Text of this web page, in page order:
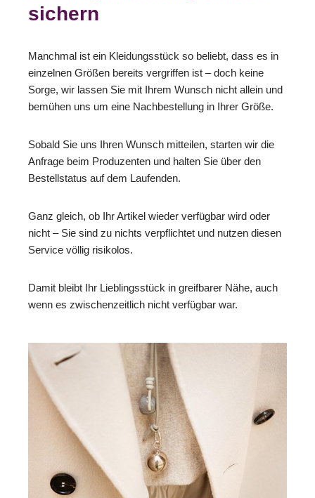
sichern
Manchmal ist ein Kleidungsstück so beliebt, dass es in
einzelnen Größen bereits vergriffen ist – doch keine
Sorge, wir lassen Sie mit Ihrem Wunsch nicht allein und
bemühen uns um eine Nachbestellung in Ihrer Größe.
Sobald Sie uns Ihren Wunsch mitteilen, starten wir die
Anfrage beim Produzenten und halten Sie über den
Bestellstatus auf dem Laufenden.
Ganz gleich, ob Ihr Artikel wieder verfügbar wird oder
nicht – Sie sind zu nichts verpflichtet und nutzen diesen
Service völlig risikolos.
Damit bleibt Ihr Lieblingsstück in greifbarer Nähe, auch
wenn es zwischenzeitlich nicht verfügbar war.